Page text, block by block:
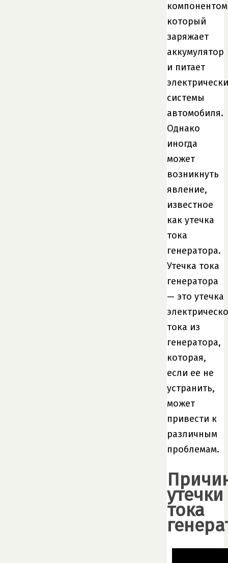
который
заряжает
аккумулятор
и питает
системы
автомобиля.
Однако
иногда
может
возникнуть
явление,
известное
как утечка
тока
генератора.
Утечка тока
генератора
— это утечка
тока из
генератора,
которая,
если ее не
устранить,
может
привести к
различным
проблемам.
утечки
тока